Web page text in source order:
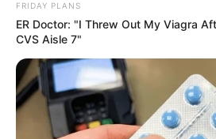
FRIDAY PLANS
ER Doctor: "I Threw Out My Viagra
CVS Aisle 7"